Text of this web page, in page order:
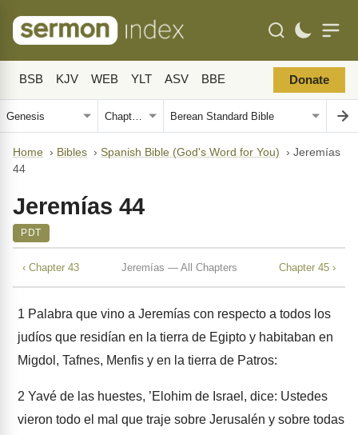
BSB KJV WEB YLT ASV BBE Donate
Home › Bibles › Spanish Bible (God's Word for You) › Jeremías
44
Jeremías 44
PDT
‹ Chapter 43 Jeremías — All Chapters Chapter 45 ›
1 Palabra que vino a Jeremías con respecto a todos los
judíos que residían en la tierra de Egipto y habitaban en
Migdol, Tafnes, Menfis y en la tierra de Patros:
2 Yavé de las huestes, ʼElohim de Israel, dice: Ustedes
vieron todo el mal que traje sobre Jerusalén y sobre todas